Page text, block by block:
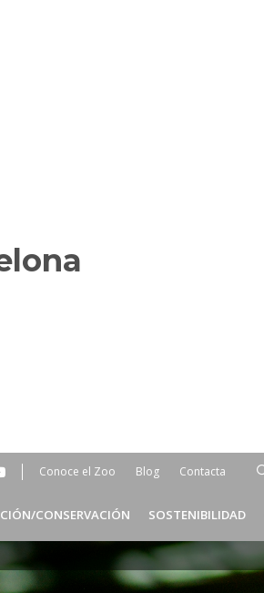
Header
ES
Conoce el Zoo Blog Contacta
CONSERVACIÓN SOSTENIBILIDAD